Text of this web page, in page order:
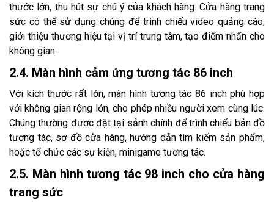
thước lớn, thu hút sự chú ý của khách hàng. Cửa hàng trang
sức có thể sử dụng chúng để trình chiếu video quảng cáo,
giới thiệu thương hiệu tại vị trí trung tâm, tạo điểm nhấn cho
không gian.
2.4. Màn hình cảm ứng tương tác 86 inch
Với kích thước rất lớn, màn hình tương tác 86 inch phù hợp
với không gian rộng lớn, cho phép nhiều người xem cùng lúc.
Chúng thường được đặt tại sảnh chính để trình chiếu bản đồ
tương tác, sơ đồ cửa hàng, hướng dẫn tìm kiếm sản phẩm,
hoặc tổ chức các sự kiện, minigame tương tác.
2.5. Màn hình tương tác 98 inch cho cửa hàng
trang sức